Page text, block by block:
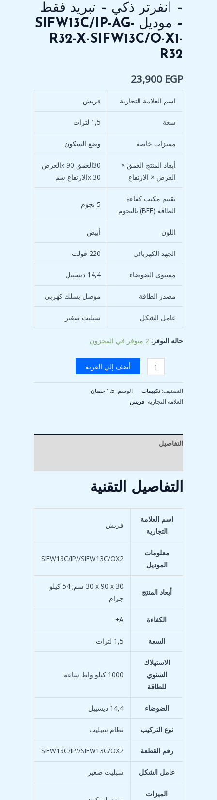
– انفرتر ذكي – تبريد فقط
– موديل SIFW13C/IP-AG-
R32-X-SIFW13C/O-X1-
R32
23,900 EGP
اسم العلامة التجارية فريش
سعة 1,5 لترات
مميزات خاصة وضع السكون
أبعاد المنتج العمق ×
العرض × الارتفاع
30العمق x 90العرض
x 30الارتفاع سم
تقييم مكتب كفاءة
الطاقة (BEE) بالنجوم
5 نجوم
اللون أبيض
الجهد الكهربائي 220 فولت
مستوى الضوضاء 14,4 ديسيبل
مصدر الطاقة موصل بسلك كهربي
عامل الشكل سبليت صغير
حالة التوفر: 2 متوفر في المخزون
-
SIFW13C/IP-
AG-
R32-
SIFW13C/O-
X1-
R32
أضف إلي العربة
التصنيف: تكييفات الوسم: 1.5 حصان
العلامة التجارية: فريش
التفاصيل
التفاصيل التقنية
اسم العلامة
التجارية
معلومات
الموديل
‎SIFW13C/IP//SIFW13C/OX2
أبعاد المنتج
‎30 x 90 x 30 سم; 54 كيلو
جرام
الكفاءة ‎A+
السعة ‎1,5 لترات
الاستهلاك
السنوي
للطاقة
‎1000 كيلو واط ساعة
الضوضاء ‎14,4 ديسيبل
نوع التركيب
رقم القطعة ‎SIFW13C/IP//SIFW13C/OX2
عامل الشكل
الميزات